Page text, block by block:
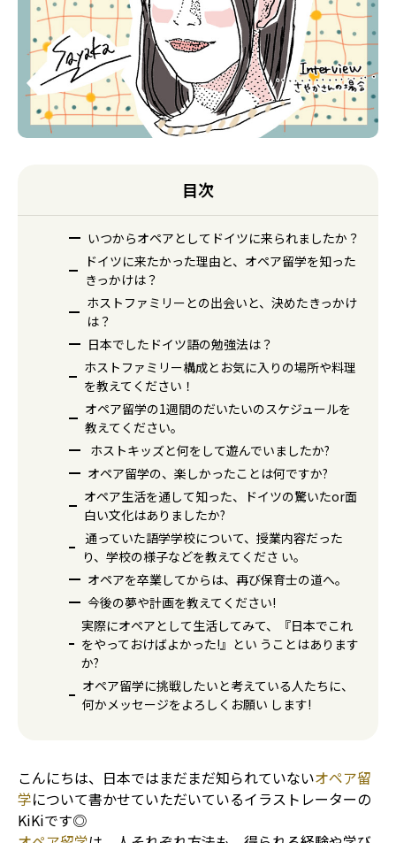
目次
いつからオペアとしてドイツに来られましたか？
ドイツに来たかった理由と、オペア留学を知った
きっかけは？
ホストファミリーとの出会いと、決めたきっかけ
は？
日本でしたドイツ語の勉強法は？
ホストファミリー構成とお気に入りの場所や料理
を教えてください！
オペア留学の1週間のだいたいのスケジュールを
教えてください。
ホストキッズと何をして遊んでいましたか?
オペア留学の、楽しかったことは何ですか?
オペア生活を通して知った、ドイツの驚いたor面
白い文化はありましたか?
通っていた語学学校について、授業内容だった
り、学校の様子などを教えてくださ い。
オペアを卒業してからは、再び保育士の道へ。
今後の夢や計画を教えてください!
実際にオペアとして生活してみて、『日本でこれ
をやっておけばよかった!』とい うことはあります
か?
オペア留学に挑戦したいと考えている人たちに、
何かメッセージをよろしくお願い します!
こんにちは、日本ではまだまだ知られていないオペア留
学について書かせていただいているイラストレーターの
KiKiです◎